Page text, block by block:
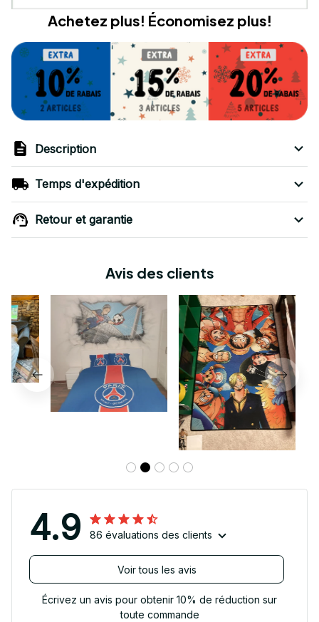
Achetez plus! Économisez plus!
Description
Temps d'expédition
Retour et garantie
Avis des clients
4.9 86 évaluations des clients
Voir tous les avis
Écrivez un avis pour obtenir 10% de réduction sur
toute commande